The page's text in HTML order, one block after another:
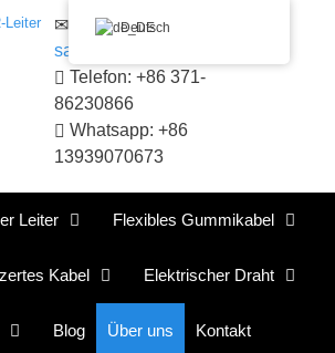
E-Mail:
sales@huadongacsr.com
Telefon: +86 371-
86230866
Whatsapp: +86
13939070673
Leiter Flexibles Gummikabel
Kabel Elektrischer Draht
Blog Über uns Kontakt
Deutsch